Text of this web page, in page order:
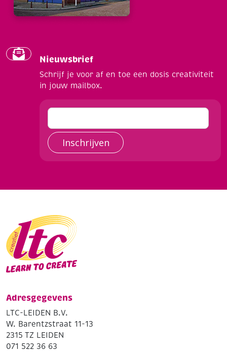
Nieuwsbrief
Schrijf je voor af en toe een dosis creativiteit
in jouw mailbox.
Inschrijven
Adresgegevens
LTC-LEIDEN B.V.
W. Barentzstraat 11-13
2315 TZ LEIDEN
071 522 36 63